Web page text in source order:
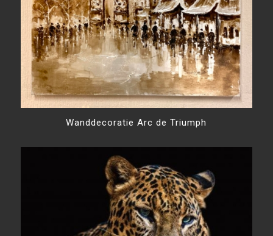
Wanddecoratie Arc de Triumph